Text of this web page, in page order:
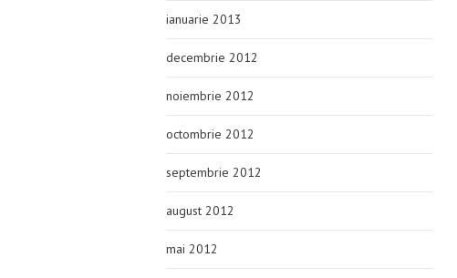
ianuarie 2013
decembrie 2012
noiembrie 2012
octombrie 2012
septembrie 2012
august 2012
mai 2012